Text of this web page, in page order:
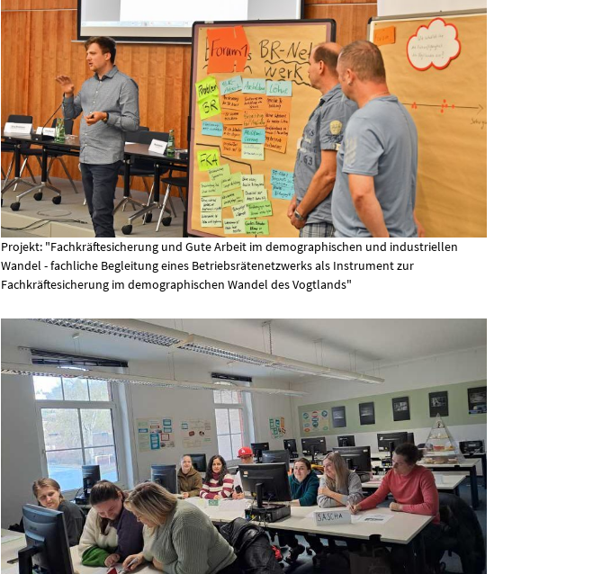
Projekt: "Fachkräftesicherung und Gute Arbeit im demographischen und industriellen
Wandel - fachliche Begleitung eines Betriebsrätenetzwerks als Instrument zur
Fachkräftesicherung im demographischen Wandel des Vogtlands"